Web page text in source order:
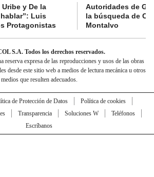
y De la
Luis
Protagonistas
Autoridades de
la búsqueda de
Montalvo
S.A. Todos los derechos reservados.
expresa de las reproducciones y usos de las obras
desde este sitio web a medios de lectura mecánica u otros
medios que resulten adecuados.
de Protección de Datos
Política de cookies
Transparencia Soluciones W
Teléfonos
Escríbanos